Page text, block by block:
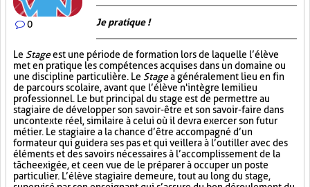
0 Je pratique !
Le Stageest une période de formation lors de laquelle l’élève
met en pratique les compétences acquises dans un domaine ou
une discipline particulière. Le Stagea généralement lieu en fin
de parcours scolaire, avant que l’élève n'intègre le milieu
professionnel. Le but principal du stage est de permettre au
stagiaire de développer son savoir-être et son savoir-faire dans
un contexte réel, similaire à celui où il devra exercer son futur
métier. Le stagiaire a la chance d’être accompagné d’un
formateur qui guidera ses pas et qui veillera à l’outiller avec des
éléments et des savoirs nécessaires à l’accomplissement de la
tâche exigée, et ce en vue de le préparer à occuper un poste
particulier. L’élève stagiaire demeure, tout au long du stage,